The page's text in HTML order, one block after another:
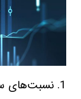
1. نسبت‌های سودآوری